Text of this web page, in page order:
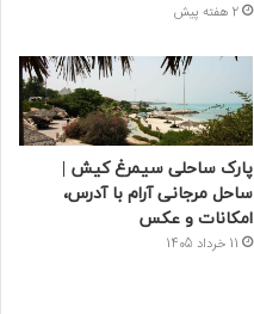
2 هفته پیش
پارک ساحلی سیمرغ کیش |
ساحل مرجانی آرام با آدرس،
امکانات و عکس
11 خرداد 1405